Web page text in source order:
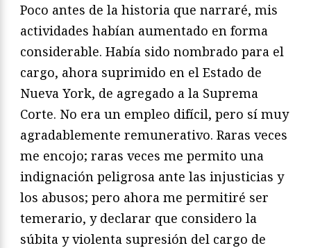
Poco antes de la historia que narraré, mis
actividades habían aumentado en forma
considerable. Había sido nombrado para el
cargo, ahora suprimido en el Estado de
Nueva York, de agregado a la Suprema
Corte. No era un empleo difícil, pero sí muy
agradablemente remunerativo. Raras veces
me encojo; raras veces me permito una
indignación peligrosa ante las injusticias y
los abusos; pero ahora me permitiré ser
temerario, y declarar que considero la
súbita y violenta supresión del cargo de